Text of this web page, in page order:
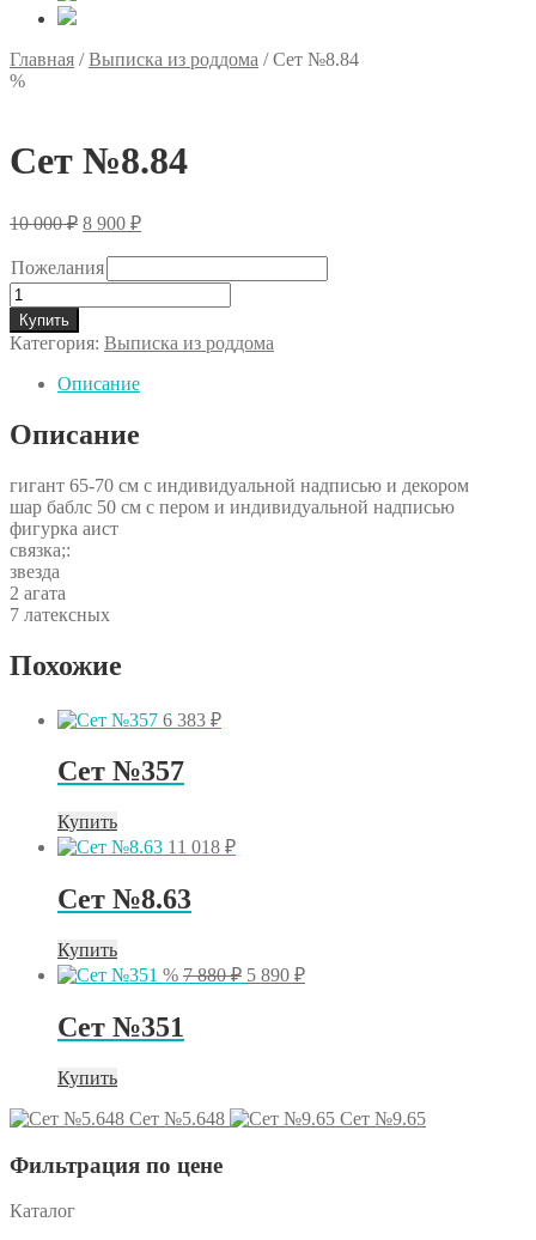
Главная /Выписка из роддома /Сет №8.84
%
Сет №8.84
10 000₽ Первоначальная
составляла
10
000 ₽.
8 900 ₽Текущая
8
900 ₽.
Пожелания
Количество
товара
Сет
№8.84
Купить
Категория: Выписка из роддома
Описание
Описание
гигант 65-70 см с индивидуальной надписью и декором
шар баблс 50 см с пером и индивидуальной надписью
фигурка аист
связка;:
звезда
2 агата
7 латексных
Похожие
6 383 ₽
Сет №357
Купить
11 018 ₽
Сет №8.63
Купить
% 7 880₽ Первоначальная
5 890 ₽Текущая
Сет №351
Купить
Сет №5.648
Сет №9.65
Фильтрация по цене
Каталог